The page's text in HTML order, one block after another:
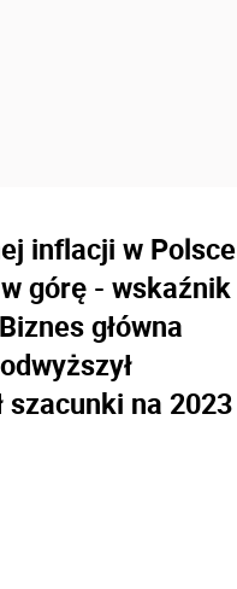
inflacji w Polsce
górę - wskaźnik
główna
szacunki na 2023